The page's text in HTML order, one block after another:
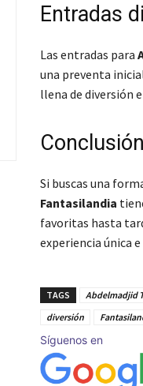
Entradas
Las entradas para
una preventa
llena de diversión
Conclusión
Si buscas una
Fantasilandia
favoritas hasta
experiencia única
TAGS Abdelmadjid
diversión
Síguenos en